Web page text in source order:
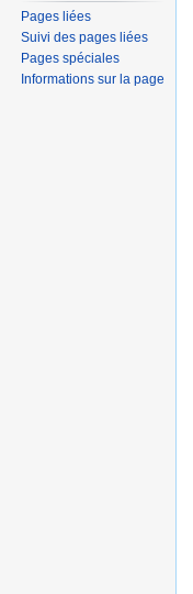
Pages liées
Suivi des pages liées
Pages spéciales
Informations sur la page